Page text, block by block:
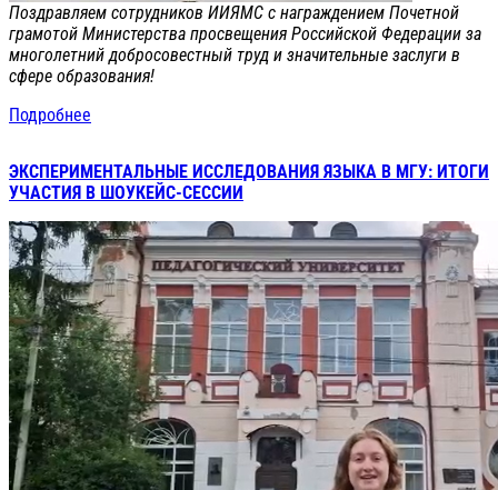
Поздравляем сотрудников ИИЯМС с награждением Почетной
грамотой Министерства просвещения Российской Федерации за
многолетний добросовестный труд и значительные заслуги в
сфере образования!
Подробнее
ЭКСПЕРИМЕНТАЛЬНЫЕ ИССЛЕДОВАНИЯ ЯЗЫКА В МГУ: ИТОГИ
УЧАСТИЯ В ШОУКЕЙС-СЕССИИ